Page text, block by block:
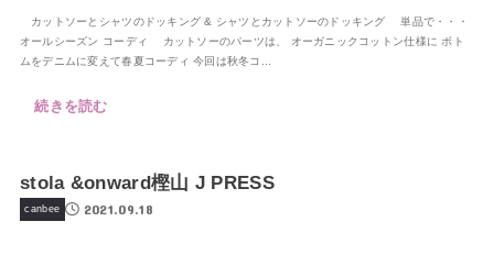
カットソーとシャツのドッキング & シャツとカットソーのドッキング 単品で・・・
オールシーズン コーディ カットソーのパーツは、 オーガニックコットン仕様に ボト
ムをデニムに変えて春夏コーディ 今回は秋冬コ...
続きを読む
stola &onward樫山 J PRESS
canbee 2021.09.18